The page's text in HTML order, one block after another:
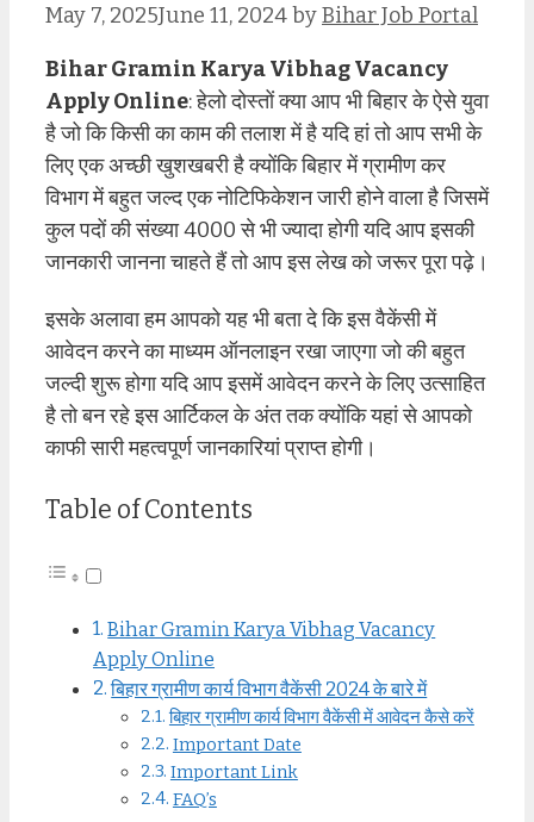
May 7, 2025June 11, 2024byBihar Job Portal
Bihar Gramin Karya Vibhag Vacancy
Apply Online: हेलो दोस्तों क्या आप भी बिहार के ऐसे युवा
है जो कि किसी का काम की तलाश में है यदि हां तो आप सभी के
लिए एक अच्छी खुशखबरी है क्योंकि बिहार में ग्रामीण कर
विभाग में बहुत जल्द एक नोटिफिकेशन जारी होने वाला है जिसमें
कुल पदों की संख्या 4000 से भी ज्यादा होगी यदि आप इसकी
जानकारी जानना चाहते हैं तो आप इस लेख को जरूर पूरा पढ़े।
इसके अलावा हम आपको यह भी बता दे कि इस वैकेंसी में
आवेदन करने का माध्यम ऑनलाइन रखा जाएगा जो की बहुत
जल्दी शुरू होगा यदि आप इसमें आवेदन करने के लिए उत्साहित
है तो बन रहे इस आर्टिकल के अंत तक क्योंकि यहां से आपको
काफी सारी महत्वपूर्ण जानकारियां प्राप्त होगी।
Table of Contents
Bihar Gramin Karya Vibhag Vacancy
Apply Online
बिहार ग्रामीण कार्य विभाग वैकेंसी 2024 के बारे में
बिहार ग्रामीण कार्य विभाग वैकेंसी में आवेदन कैसे करें
Important Date
Important Link
FAQ’s